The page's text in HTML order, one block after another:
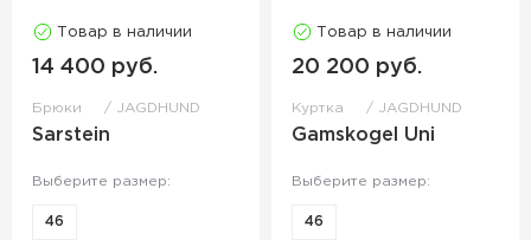
Товар в наличии
14 400 руб.
Брюки JAGDHUND
Sarstein
Выберите размер:
46
Товар в наличии
20 200 руб.
Куртка JAGDHUND
Gamskogel Uni
Выберите размер:
46